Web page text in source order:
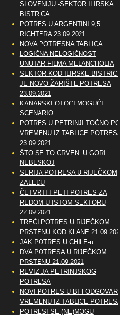
SLOVENIJU -SEKTOR ILIRSKA
BISTRICA
POTRES U ARGENTINI 9,5
RICHTERA 23.09.2021
NOVA POTRESNA TABLICA
LOGIČNA NELOGIČNOST
UNUTAR FILMA MELANCHOLIA
SEKTOR KOD ILIRSKE BISTRICE
JE NOVO ŽARIŠTE POTRESA
23.09.2021
KANARSKI OTOCI MOGUĆI
SCENARIO
POTRES U PETRINJI TOČNO PO
VREMENU IZ TABLICE POTRESA
23.09.2021
ŠTO SE TO CRVENI U GORI
NEBESKOJ
SERIJA POTRESA U RIJEČKOM
ZALEĐU
ČETVRTI I PETI POTRES ZA
REDOM U ISTOM SEKTORU
22.09.2021
TREĆI POTRES U RIJEČKOM
PRSTENU KOD KLANE 21.09.2021
JAK POTRES U CHILE-u
DVA POTRESA U RIJEČKOM
PRSTENU 21.09.2021
REVIZIJA PETRINJSKOG
POTRESA
NOVI POTRES U BIH ODGOVARA
VREMENU IZ TABLICE POTRESA
POTRESI SE (NE)MOGU